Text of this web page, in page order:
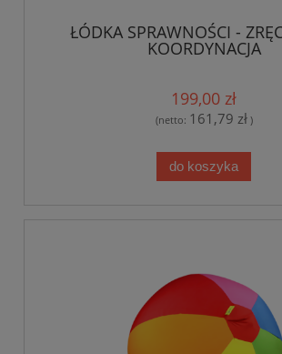
ŁÓDKA SPRAWNOŚCI -
KOORDYNACJA
199,00 zł
(netto: 161,79 zł)
do koszyka